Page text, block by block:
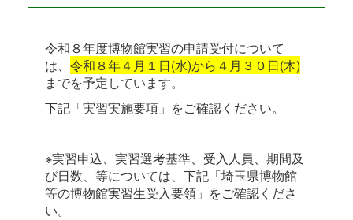
令和８年度博物館実習の申請受付について
は、 令和８年４月１日(水)から４月３０日(木)
までを予定しています。
下記「実習実施要項」をご確認ください。
※実習申込、実習選考基準、受入人員、期間及
び日数、等については、下記「埼玉県博物館
等の博物館実習生受入要領」をご確認くださ
い。